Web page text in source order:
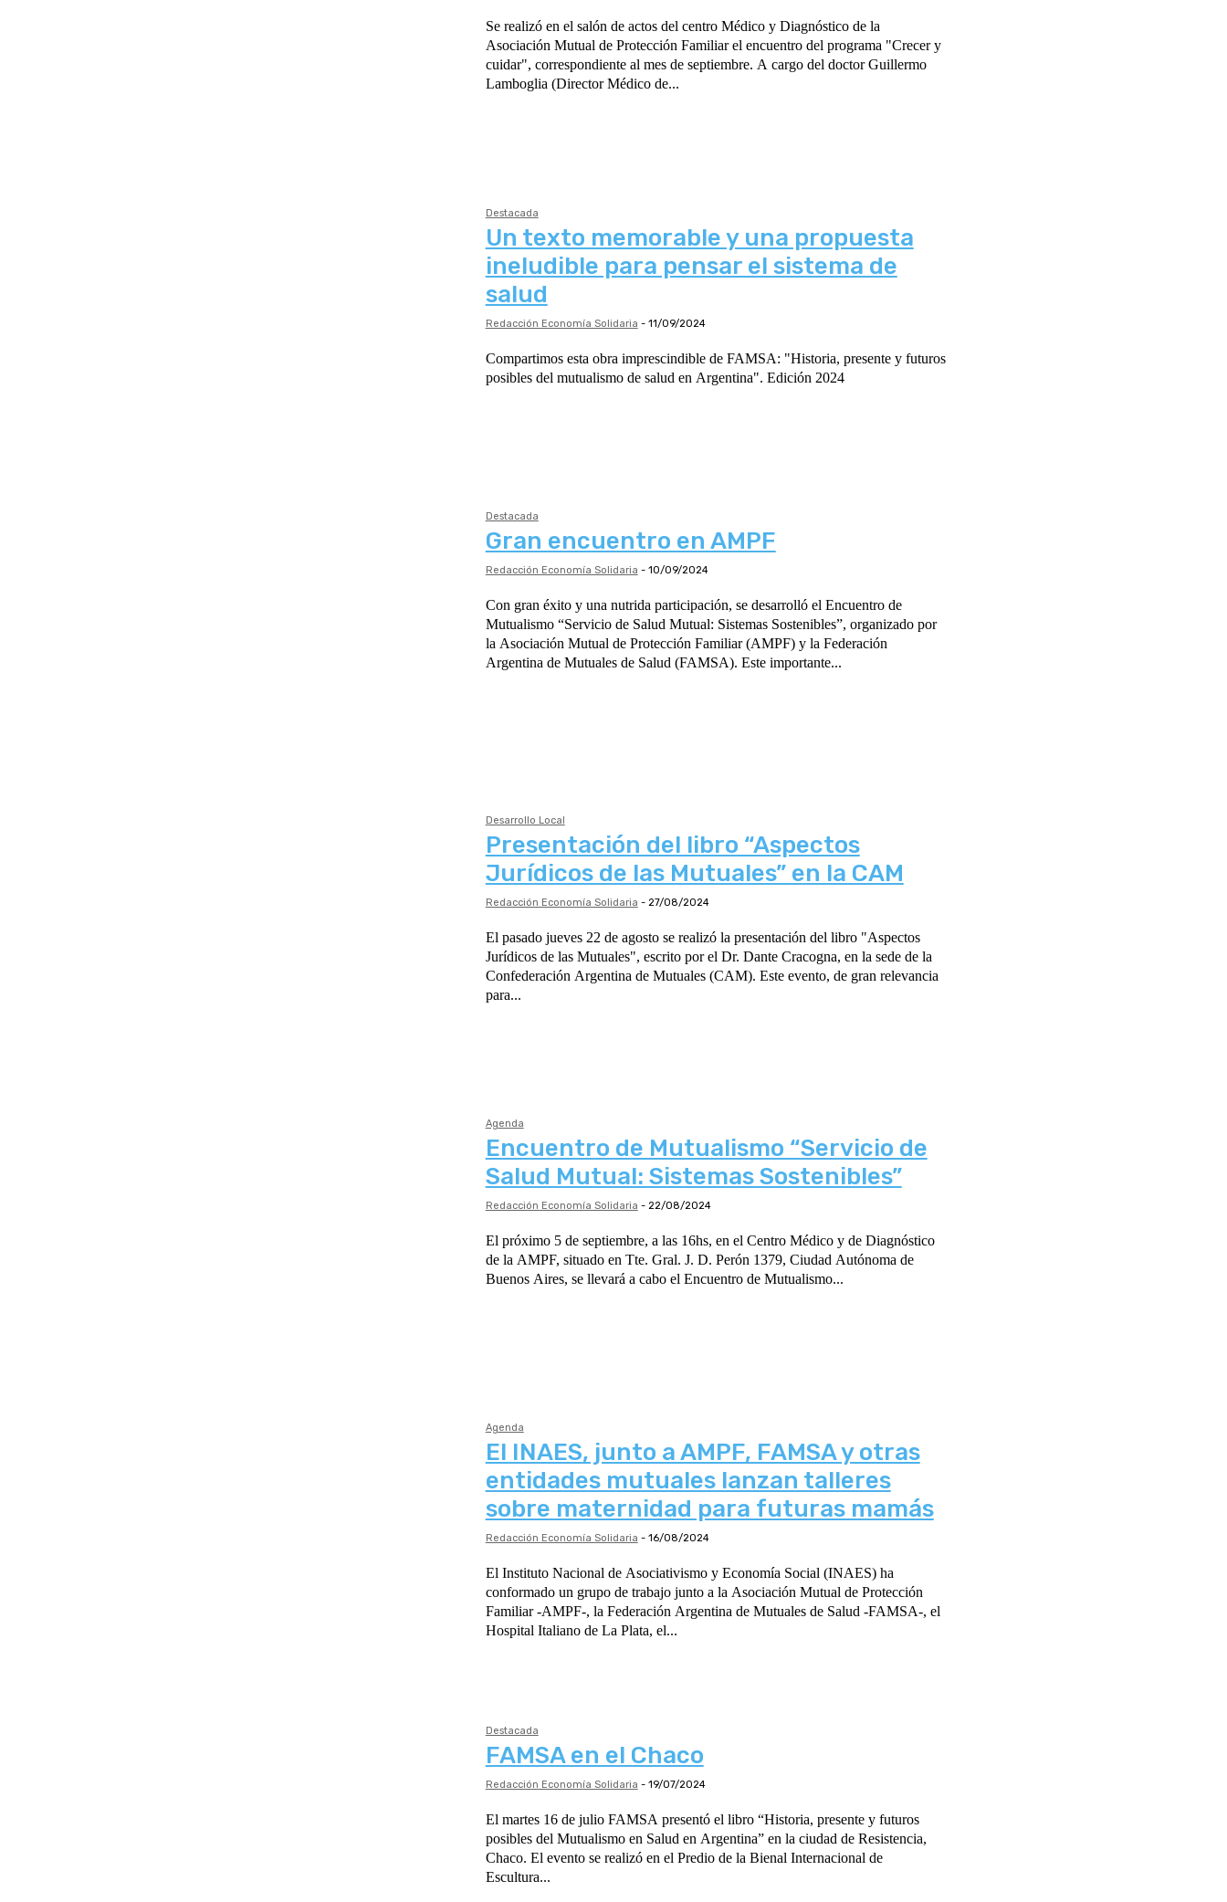
Se realizó en el salón de actos del centro Médico y Diagnóstico de la
Asociación Mutual de Protección Familiar el encuentro del programa "Crecer y
cuidar", correspondiente al mes de septiembre. A cargo del doctor Guillermo
Lamboglia (Director Médico de...
Destacada
Un texto memorable y una propuesta
ineludible para pensar el sistema de
salud
Redacción Economía Solidaria - 11/09/2024
Compartimos esta obra imprescindible de FAMSA: "Historia, presente y futuros
posibles del mutualismo de salud en Argentina". Edición 2024
Destacada
Gran encuentro en AMPF
Redacción Economía Solidaria - 10/09/2024
Con gran éxito y una nutrida participación, se desarrolló el Encuentro de
Mutualismo “Servicio de Salud Mutual: Sistemas Sostenibles”, organizado por
la Asociación Mutual de Protección Familiar (AMPF) y la Federación
Argentina de Mutuales de Salud (FAMSA). Este importante...
Desarrollo Local
Presentación del libro “Aspectos
Jurídicos de las Mutuales” en la CAM
Redacción Economía Solidaria - 27/08/2024
El pasado jueves 22 de agosto se realizó la presentación del libro "Aspectos
Jurídicos de las Mutuales", escrito por el Dr. Dante Cracogna, en la sede de la
Confederación Argentina de Mutuales (CAM). Este evento, de gran relevancia
para...
Agenda
Encuentro de Mutualismo “Servicio de
Salud Mutual: Sistemas Sostenibles”
Redacción Economía Solidaria - 22/08/2024
El próximo 5 de septiembre, a las 16hs, en el Centro Médico y de Diagnóstico
de la AMPF, situado en Tte. Gral. J. D. Perón 1379, Ciudad Autónoma de
Buenos Aires, se llevará a cabo el Encuentro de Mutualismo...
Agenda
El INAES, junto a AMPF, FAMSA y otras
entidades mutuales lanzan talleres
sobre maternidad para futuras mamás
Redacción Economía Solidaria - 16/08/2024
El Instituto Nacional de Asociativismo y Economía Social (INAES) ha
conformado un grupo de trabajo junto a la Asociación Mutual de Protección
Familiar -AMPF-, la Federación Argentina de Mutuales de Salud -FAMSA-, el
Hospital Italiano de La Plata, el...
Destacada
FAMSA en el Chaco
Redacción Economía Solidaria - 19/07/2024
El martes 16 de julio FAMSA presentó el libro “Historia, presente y futuros
posibles del Mutualismo en Salud en Argentina” en la ciudad de Resistencia,
Chaco. El evento se realizó en el Predio de la Bienal Internacional de
Escultura...